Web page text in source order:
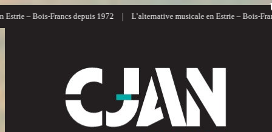
– Bois-Francs depuis 1972 | L’alternative musicale en Estrie – Bois-Francs